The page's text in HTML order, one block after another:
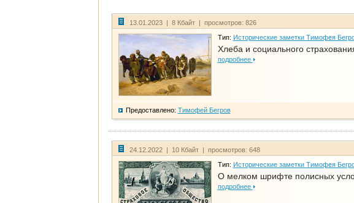
13.01.2023 | 8 Кбайт | просмотров: 826
Тип: Исторические заметки Тимофея
Хлеба и социального
подробнее
Предоставлено: Тимофей Бегров
24.12.2022 | 10 Кбайт | просмотров: 648
Тип: Исторические заметки Тимофея
О мелком шрифте полисных
подробнее